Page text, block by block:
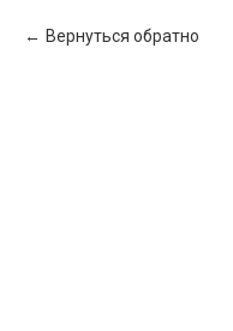
Вернуться обратно